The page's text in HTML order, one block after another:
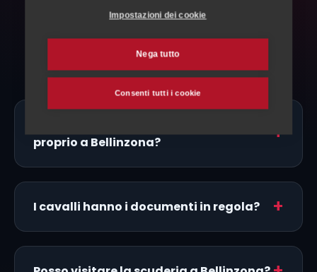
FAQ
Domande frequenti
proprio a Bellinzona?
I cavalli hanno i documenti in regola?
Impostazioni dei cookie
Nega tutto
Consenti tutti i cookie